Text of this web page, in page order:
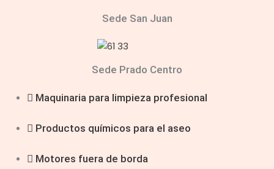
Sede San Juan
Sede Prado Centro
Maquinaria para limpieza profesional
Productos químicos para el aseo
Motores fuera de borda